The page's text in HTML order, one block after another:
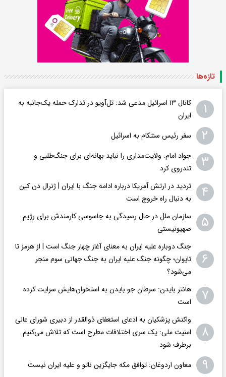
تازه‌ها
۱
کانال ۱۳ اسرائیل مدعی شد: تل‌آویو در تدارک حمله یک‌جانبه به
ایران
۲ سفر رئیس سنتکام به اسرائیل
۳
جواد امام: ولایت‌مداری را نباید بهانه‌ای برای جنگ‌طلبی و
تندروی کرد
۴
تردید در ارتش آمریکا درباره ادامه جنگ با ایران | ژنرال دن کین
به دنبال راه خروج است
۵
سازمان ملل در حال رسیدگی به جاسوسی کارمندش برای رژیم
صهیونیستی
۶
جنگ دوباره علیه ایران به معنای آغاز چهار جنگ است | از هرمز تا
تایوان؛ چگونه جنگ علیه ایران به جنگ جهانی سوم منجر
می‌شود؟
۷
هانتر بایدن: سرطان جو بایدن به استخوان‌هایش سرایت کرده
است
۸
واکنش پزشکیان به ادعای استعفای ذوالقدر از دبیری شورای عالی
امنیت ملی: یک سری اختلافات مطرح است که تلاش می‌کنیم
برطرف شود
۹ معاون اردوغان: توافق مکه جایگزین ناتو و علیه ایران نیست